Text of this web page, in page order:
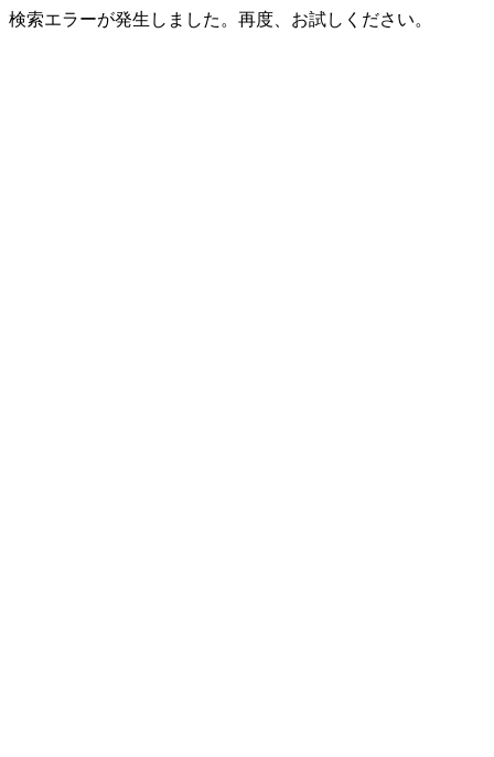
検索エラーが発生しました。再度、お試しください。